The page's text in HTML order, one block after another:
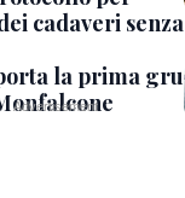
cadaveri senza
la prima gru